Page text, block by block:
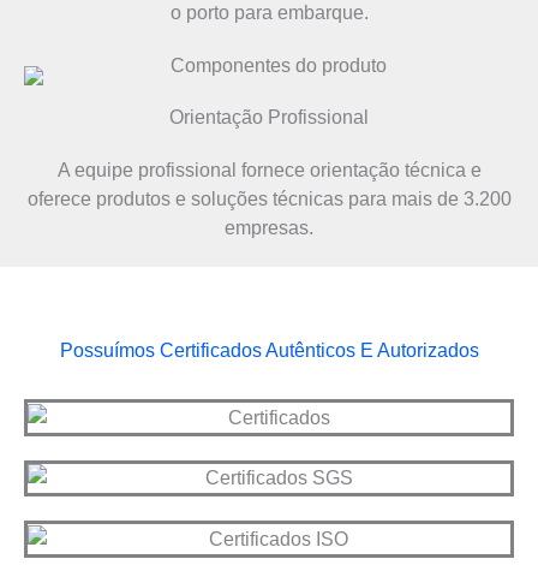
o porto para embarque.
Orientação Profissional
A equipe profissional fornece orientação técnica e
oferece produtos e soluções técnicas para mais de 3.200
empresas.
Possuímos Certificados Autênticos E Autorizados